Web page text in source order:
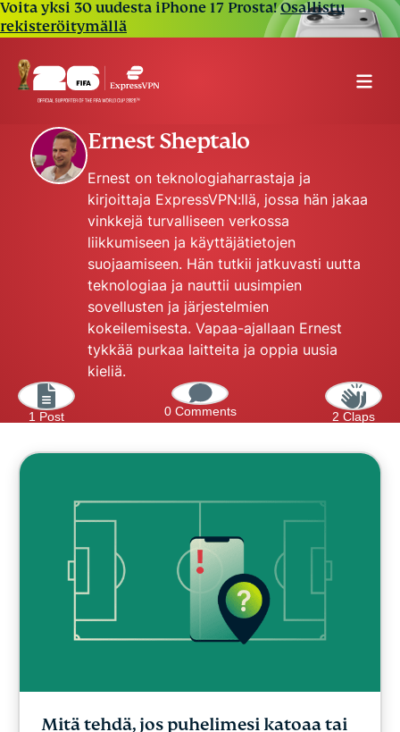
Voita yksi 30 uudesta iPhone 17 Prosta!Osallistu
rekisteröitymällä
Ernest Sheptalo
Ernest on teknologiaharrastaja ja
kirjoittaja ExpressVPN:llä, jossa hän jakaa
vinkkejä turvalliseen verkossa
liikkumiseen ja käyttäjätietojen
suojaamiseen. Hän tutkii jatkuvasti uutta
teknologiaa ja nauttii uusimpien
sovellusten ja järjestelmien
kokeilemisesta. Vapaa-ajallaan Ernest
tykkää purkaa laitteita ja oppia uusia
kieliä.
1 Post 0 Comments 2 Claps
Mitä tehdä, jos puhelimesi katoaa tai